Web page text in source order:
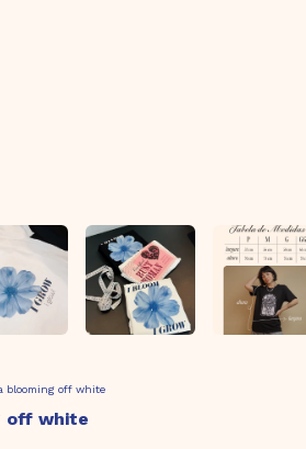
blooming off white
off white